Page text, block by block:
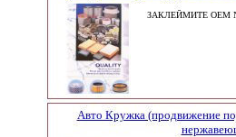
ЗАКЛЕЙМИТЕ OEM
Авто Кружка (продвижение